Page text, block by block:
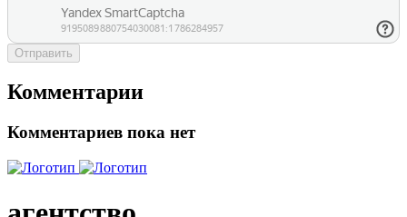
Отправить
Комментарии
Комментариев пока нет